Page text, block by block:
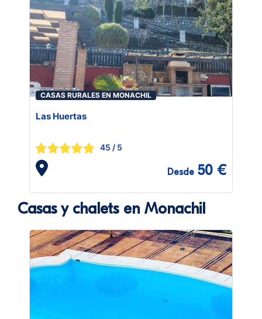
CASAS RURALES EN MONACHIL
Las Huertas
45 / 5
Desde 50 €
Casas y chalets en Monachil